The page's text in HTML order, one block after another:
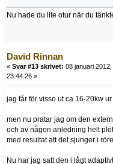
Nu hade du lite otur när du
David Rinnan
« Svar #13 skrivet: 08 januari 2012,
23:44:26 »
jag får för visso ut ca 16-20kw
men nu pratar jag om den
och av någon anledning helt
med resultat att det sjunger i
Nu har jag satt den i lågt